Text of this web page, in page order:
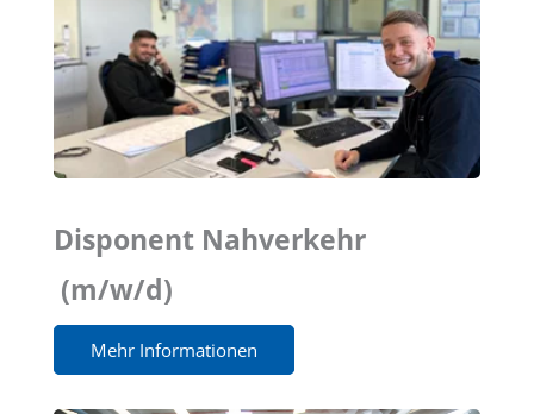
Disponent Nahverkehr
(m/w/d)
Mehr Informationen